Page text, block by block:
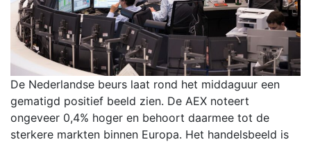
De Nederlandse beurs laat rond het middaguur een
gematigd positief beeld zien. De AEX noteert
ongeveer 0,4% hoger en behoort daarmee tot de
sterkere markten binnen Europa. Het handelsbeeld is